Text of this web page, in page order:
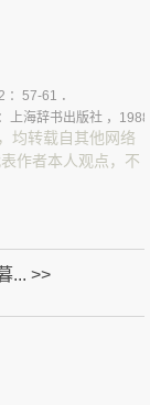
：57-61 ．
上海辞书出版社 ，
均转载自其他网络
作者本人观点，不
... >>